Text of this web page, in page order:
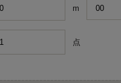
m
点